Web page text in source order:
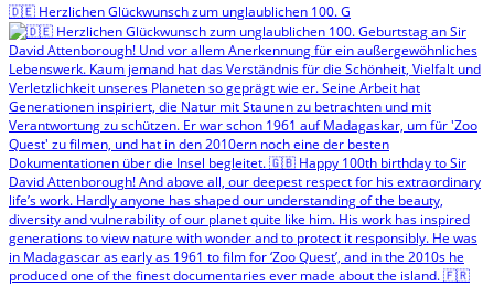
🇩🇪 Herzlichen Glückwunsch zum unglaublichen 100. G